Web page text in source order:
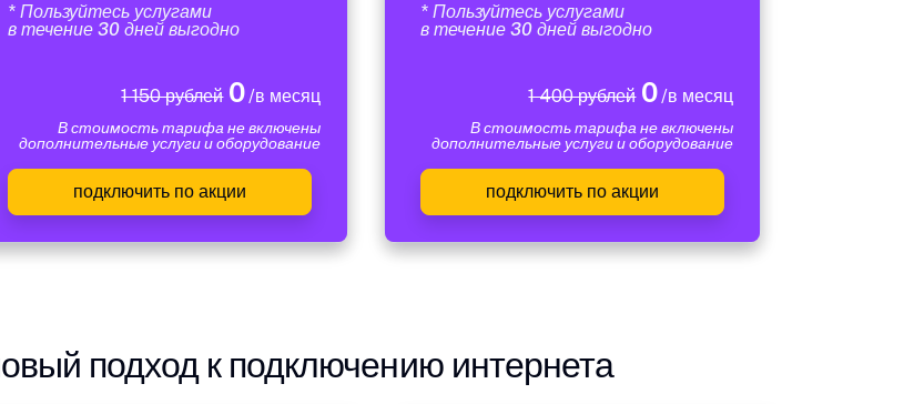
* Пользуйтесь услугами
в течение 30 дней выгодно
1 150 рублей0/в месяц
В стоимость тарифа не включены
дополнительные услуги и оборудование
подключить по акции
* Пользуйтесь услугами
в течение 30 дней выгодно
1 400 рублей0/в месяц
В стоимость тарифа не включены
дополнительные услуги и оборудование
подключить по акции
подход к подключению интернета